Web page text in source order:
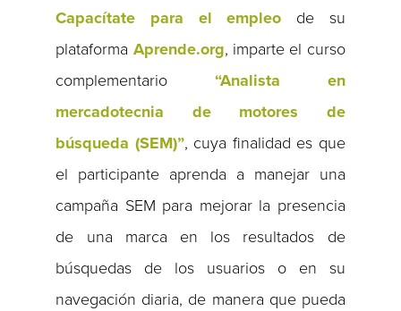
Capacítate para el empleo de su
plataforma Aprende.org, imparte el curso
complementario “Analista en
mercadotecnia de motores de
búsqueda (SEM)”, cuya finalidad es que
el participante aprenda a manejar una
campaña SEM para mejorar la presencia
de una marca en los resultados de
búsquedas de los usuarios o en su
navegación diaria, de manera que pueda